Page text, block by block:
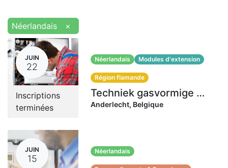
Néerlandais ×
JUIN
22
Inscriptions
terminées
Néerlandais Modules d'extension
Région flamande
Techniek gasvormige brandstoffen GII | 22-23-24-25 juni 2026 (32 uren)
Anderlecht, Belgique
JUIN
15
Néerlandais